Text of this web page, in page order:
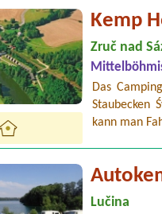
Kemp
Zruč nad
Das
Staubecken
kann man
Lučina